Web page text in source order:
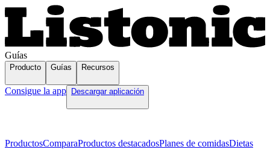
Guías
Producto Guías Recursos
Consigue la app Descargar aplicación
ProductosComparaProductos destacadosPlanes de comidasDietas